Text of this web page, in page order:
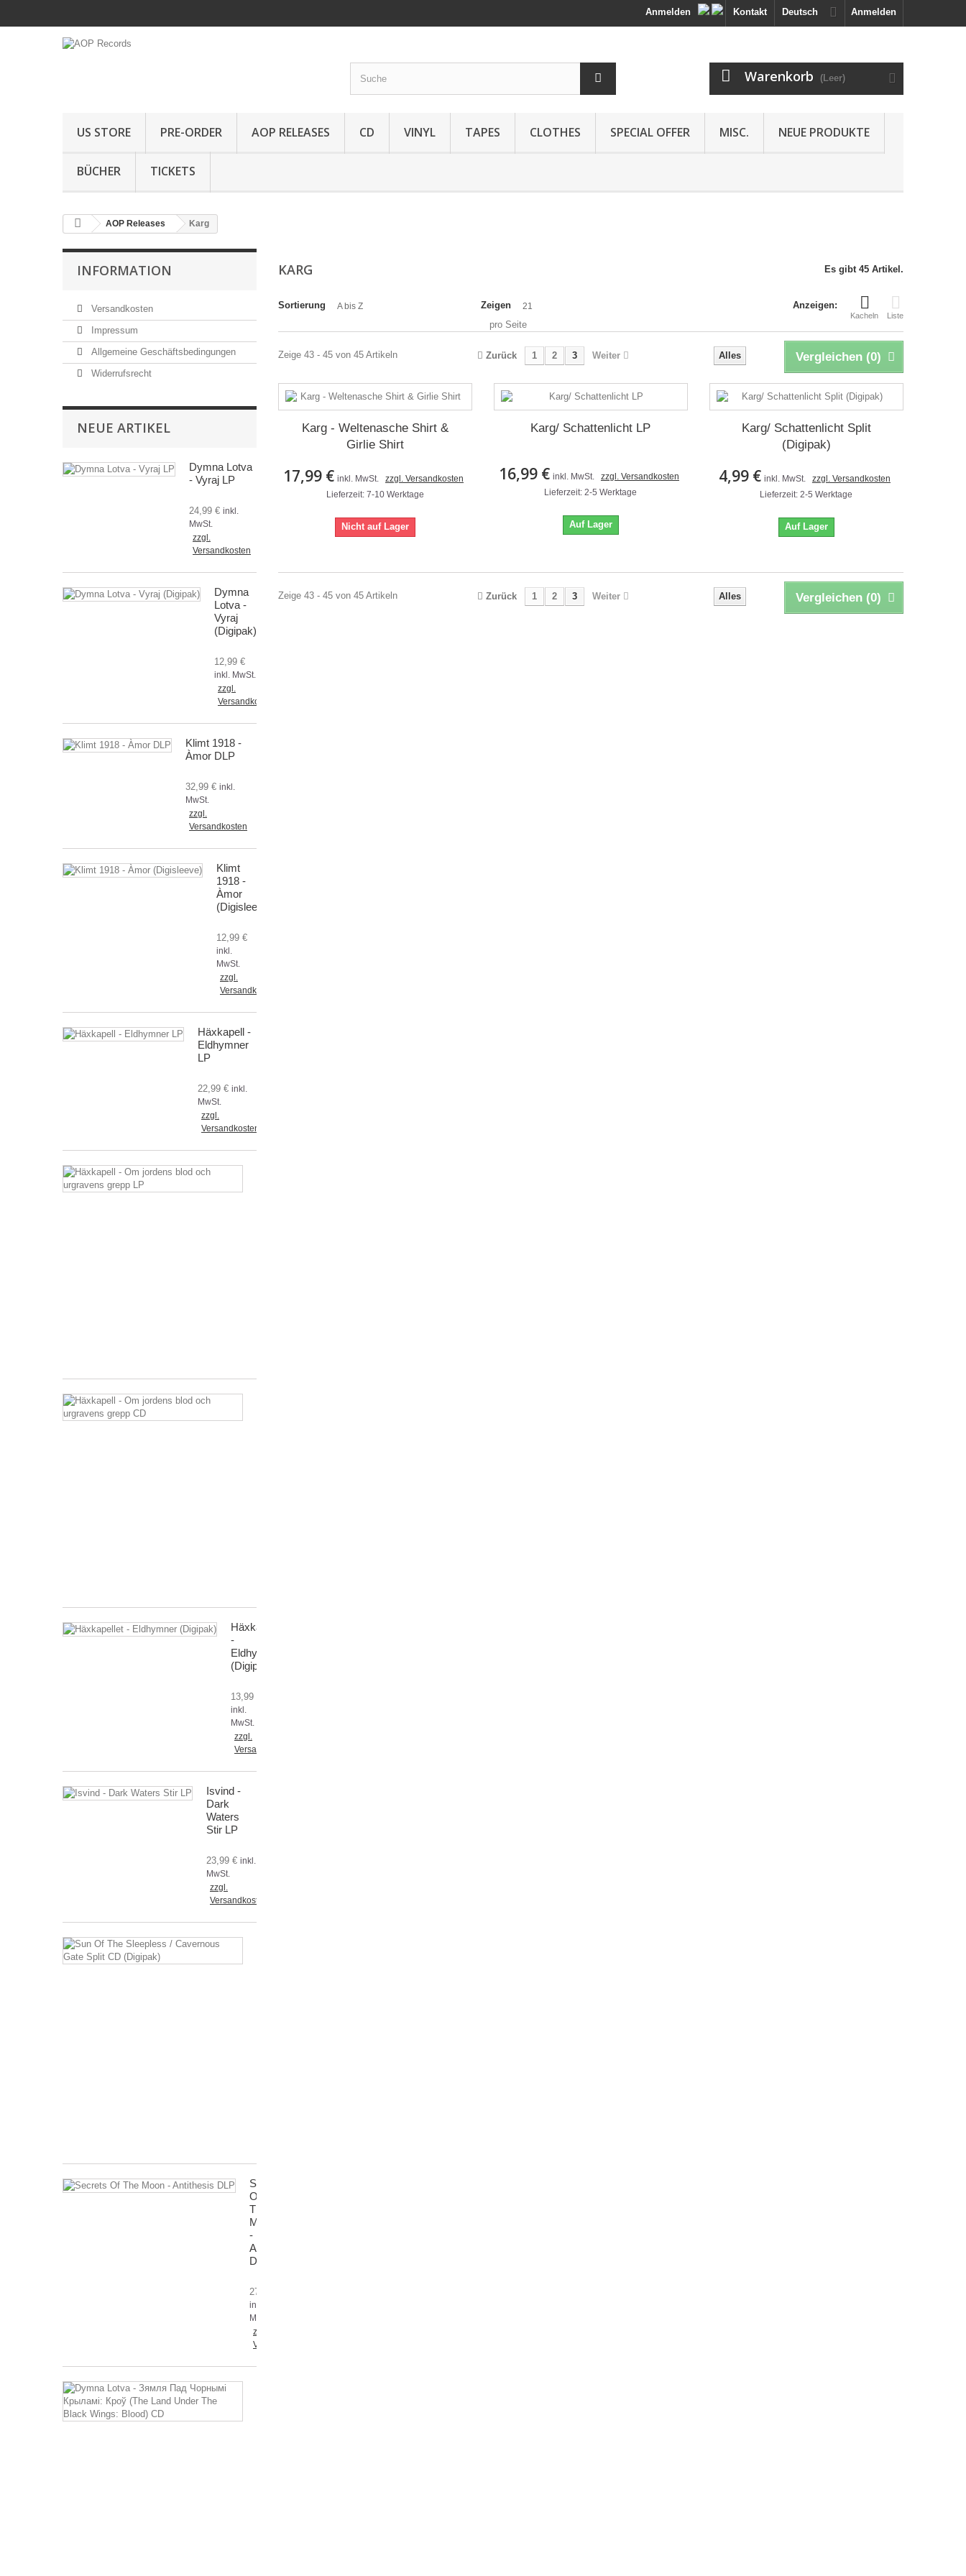
Anmelden
Deutsch
Kontakt
Anmelden
Warenkorb (Leer)
US STORE PRE-ORDER AOP RELEASES CD VINYL TAPES CLOTHES SPECIAL OFFER MISC. NEUE PRODUKTE
BÜCHER TICKETS
AOP Releases Karg
INFORMATION
Versandkosten
Impressum
Allgemeine Geschäftsbedingungen
Widerrufsrecht
NEUE ARTIKEL
Dymna Lotva
- Vyraj LP
24,99 € inkl.
MwSt.
zzgl.
Versandkosten
Dymna
Lotva -
Vyraj
(Digipak)
12,99 €
inkl. MwSt.
zzgl.
Versandkosten
Klimt 1918 -
Àmor DLP
32,99 € inkl.
MwSt.
zzgl.
Versandkosten
Klimt
1918 -
Àmor
(Digisleeve)
12,99 €
inkl.
MwSt.
zzgl.
Versandkosten
Häxkapell -
Eldhymner
LP
22,99 € inkl.
MwSt.
zzgl.
Versandkosten
Häxkapellet
-
Eldhymner
(Digipak)
13,99 €
inkl.
MwSt.
zzgl.
Versandkosten
Isvind -
Dark
Waters
Stir LP
23,99 € inkl.
MwSt.
zzgl.
Versandkosten
Secrets
Of
The
Moon
-
Antithesis
DLP
27,99 €
inkl.
MwSt.
zzgl.
Versandkosten
KARG Es gibt 45 Artikel.
Anzeigen:
Kacheln Liste
Sortierung A bis Z Zeigen 21
pro Seite
Vergleichen (0)
Alles
Zurück 1 2 3 Weiter
Zeige 43 - 45 von 45 Artikeln
Karg - Weltenasche Shirt &
Girlie Shirt
17,99 € inkl. MwSt.
zzgl. Versandkosten
Lieferzeit: 7-10 Werktage
Nicht auf Lager
Karg/ Schattenlicht LP
16,99 € inkl. MwSt.
zzgl. Versandkosten
Lieferzeit: 2-5 Werktage
Auf Lager
Karg/ Schattenlicht Split
(Digipak)
4,99 € inkl. MwSt.
zzgl. Versandkosten
Lieferzeit: 2-5 Werktage
Auf Lager
Vergleichen (0)
Alles
Zurück 1 2 3 Weiter
Zeige 43 - 45 von 45 Artikeln